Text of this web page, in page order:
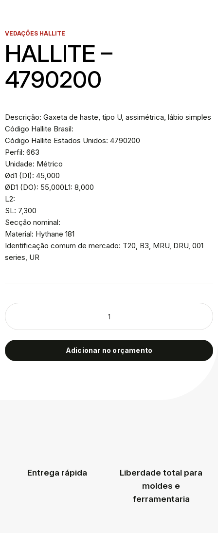
VEDAÇÕES HALLITE
HALLITE –
4790200
Descrição: Gaxeta de haste, tipo U, assimétrica, lábio simples
Código Hallite Brasil:
Código Hallite Estados Unidos: 4790200
Perfil: 663
Unidade: Métrico
Ød1 (DI): 45,000
ØD1 (DO): 55,000L1: 8,000
L2:
SL: 7,300
Secção nominal:
Material: Hythane 181
Identificação comum de mercado: T20, B3, MRU, DRU, 001
series, UR
Adicionar no orçamento
Entrega rápida
Liberdade total para
moldes e
ferramentaria